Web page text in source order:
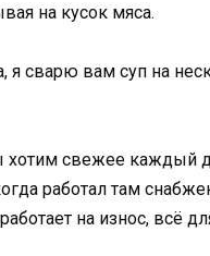
на кусок мяса.
я сварю вам суп на
свежее каждый
работал там
на износ, всё